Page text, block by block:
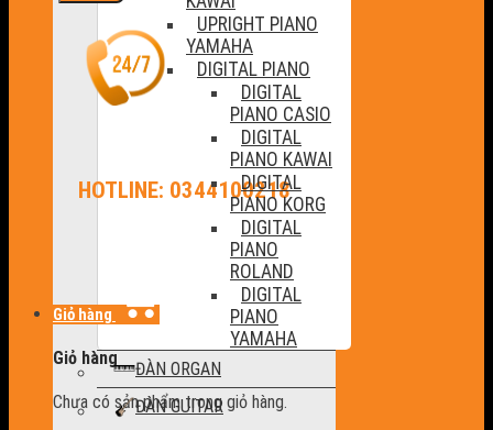
HOTLINE: 0344100218
Giỏ hàng
Giỏ hàng
Chưa có sản phẩm trong giỏ hàng.
UPRIGHT PIANO
YAMAHA
DIGITAL PIANO
DIGITAL
PIANO CASIO
DIGITAL
PIANO KAWAI
DIGITAL
PIANO KORG
DIGITAL
PIANO
ROLAND
DIGITAL
PIANO
YAMAHA
ĐÀN ORGAN
ĐÀN GUITAR